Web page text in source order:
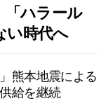
ハラール
い時代へ
熊本地震による
給を継続